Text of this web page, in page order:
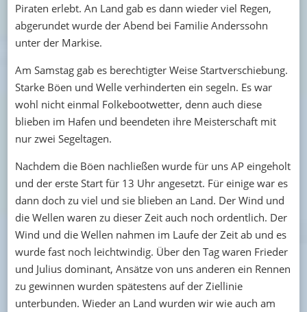
Piraten erlebt. An Land gab es dann wieder viel Regen,
abgerundet wurde der Abend bei Familie Anderssohn
unter der Markise.
Am Samstag gab es berechtigter Weise Startverschiebung.
Starke Böen und Welle verhinderten ein segeln. Es war
wohl nicht einmal Folkebootwetter, denn auch diese
blieben im Hafen und beendeten ihre Meisterschaft mit
nur zwei Segeltagen.
Nachdem die Böen nachließen wurde für uns AP eingeholt
und der erste Start für 13 Uhr angesetzt. Für einige war es
dann doch zu viel und sie blieben an Land. Der Wind und
die Wellen waren zu dieser Zeit auch noch ordentlich. Der
Wind und die Wellen nahmen im Laufe der Zeit ab und es
wurde fast noch leichtwindig. Über den Tag waren Frieder
und Julius dominant, Ansätze von uns anderen ein Rennen
zu gewinnen wurden spätestens auf der Ziellinie
unterbunden. Wieder an Land wurden wir wie auch am